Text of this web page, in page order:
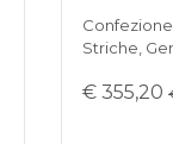
Striche,
€ 355,20